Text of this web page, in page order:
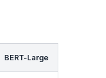
BERT-Large